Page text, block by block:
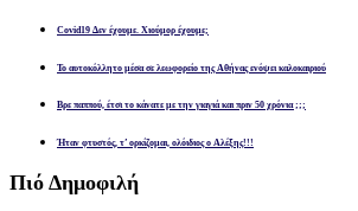
Covid19 Δεν έχουμε. Χιούμορ έχουμε;
Το αυτοκόλλητο μέσα σε λεωφορείο της Αθήνας ενόψει καλοκαιριού
Βρε παππού, έτσι το κάνατε με την γιαγιά και πριν 50 χρόνια ;;;
Ήταν φτυστός, τ’ ορκίζομαι, ολόιδιος ο Αλέξης!!!
Πιό Δημοφιλή